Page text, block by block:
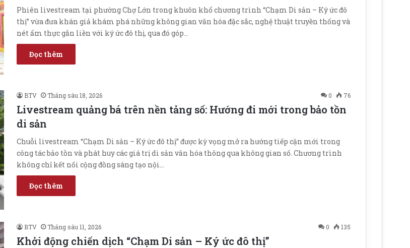
Phiên livestream tại phường Chợ Lớn trong khuôn khổ chương trình “Chạm Di sản – Ký ức đô
thị” vừa đưa khán giả khám phá những không gian văn hóa đặc sắc, nghệ thuật truyền thống và
nét ẩm thực gắn liền với ký ức đô thị, qua đó góp…
Đọc thêm
BTV Tháng sáu 18, 2026 0 76
Livestream quảng bá trên nền tảng số: Hướng đi mới trong bảo tồn
di sản
Chuỗi livestream “Chạm Di sản – Ký ức đô thị” được kỳ vọng mở ra hướng tiếp cận mới trong
công tác bảo tồn và phát huy các giá trị di sản văn hóa thông qua không gian số. Chương trình
không chỉ kết nối cộng đồng sáng tạo nội…
Đọc thêm
BTV Tháng sáu 11, 2026 0 135
Khởi động chiến dịch “Chạm Di sản – Ký ức đô thị”